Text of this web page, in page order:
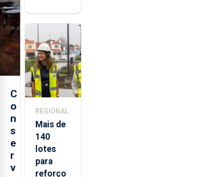
C
o
n
s
e
r
v
está de
aos
Açores
REGIONAL
Mais de
140
lotes
para
reforço